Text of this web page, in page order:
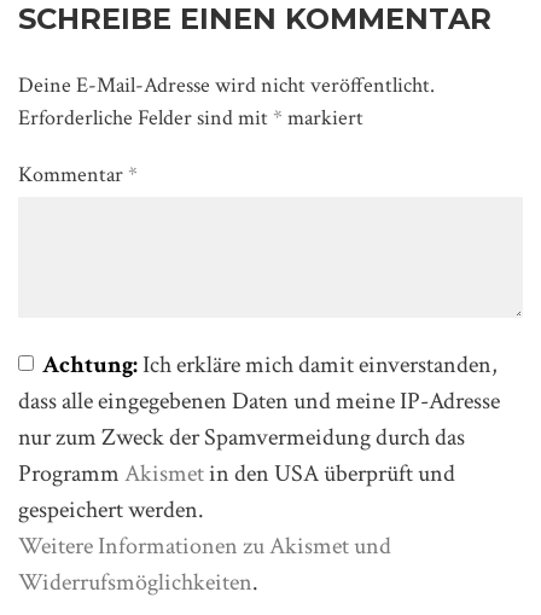
SCHREIBE EINEN KOMMENTAR
Deine E-Mail-Adresse wird nicht veröffentlicht.
Erforderliche Felder sind mit * markiert
Kommentar *
Achtung:Ich erkläre mich damit einverstanden,
dass alle eingegebenen Daten und meine IP-Adresse
nur zum Zweck der Spamvermeidung durch das
ProgrammAkismetin den USA überprüft und
gespeichert werden.
Weitere Informationen zu Akismet und
Widerrufsmöglichkeiten.